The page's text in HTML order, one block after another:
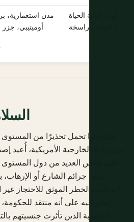
مدن استعمارية،
أوميتيبي، جزر
الوطنية، كثافة الحياة
البيئية الراسخة
ليس جرائم الشارع أو الإرهاب،
المحلية والخطر الموثق للاحتجاز
يُنظر إليه على أنه منتقد
الجنسية الذين تأثرت جنسيتهم